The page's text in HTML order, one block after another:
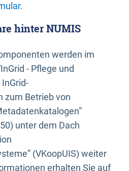
.
hinter NUMIS
werden im
- Pflege und
zum Betrieb von
unter dem Dach
(VKoopUIS) weiter
erhalten Sie auf